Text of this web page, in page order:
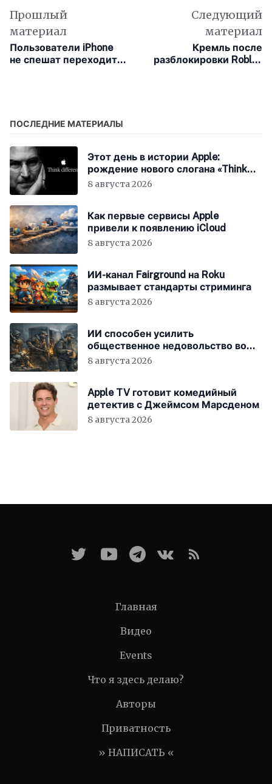
Прошлый
материал
Пользователи iPhone
не спешат переходить
Следующий
материал
Кремль после
разблокировки Roblox
ПОСЛЕДНИЕ МАТЕРИАЛЫ
Этот день в истории Apple:
рождение нового слогана «Think
Different»
8 августа 2026
Как первые сервисы Apple
привели к появлению iCloud
8 августа 2026
ИИ-канал Fairground на Roku
размывает стандарты стриминга
8 августа 2026
ИИ способен усилить
общественное недовольство во
всём мире
8 августа 2026
Apple TV готовит комедийный
детектив с Джеймсом Марсденом
8 августа 2026
Главная
Видео
Events
Что я здесь делаю?
Авторы
Приватность
» НАПИСАТЬ «